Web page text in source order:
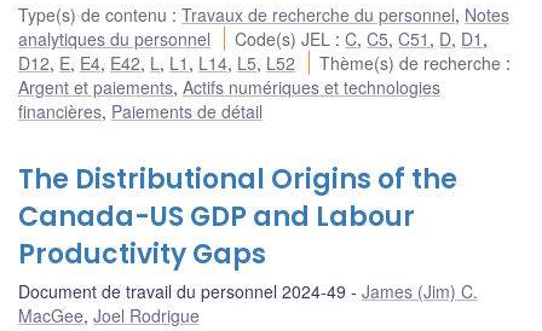
Type(s) de contenu : Travaux de recherche du personnel, Notes
analytiques du personnel
Code(s) JEL :C,C5,C51 , D, D1 ,
D12, E, E4, E42, L , L1 , L14, L5, L52 Thème(s) de recherche :
Argent et paiements, Actifs numériques et technologies
financières, Paiements de détail
The Distributional Origins of the
Canada-US GDP and Labour
Productivity Gaps
Document de travail du personnel 2024-49
James (Jim) C.
MacGee, Joel Rodrigue